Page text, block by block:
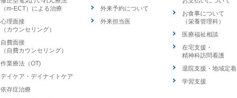
（m-ECT）による治療
心理面接
（カウンセリング）
自費面接
（自費カウンセリング）
作業療法（OT)
デイケア・デイナイトケア
依存症治療
外来予約について
外来担当医
お食事について
（栄養管理科）
医療福祉相談
在宅支援・
精神科訪問看護
退院支援・地域定着
学習支援